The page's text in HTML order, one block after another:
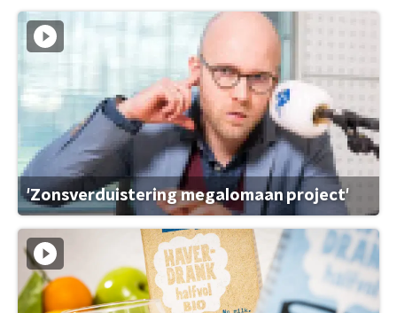
'Zonsverduistering megalomaan project'